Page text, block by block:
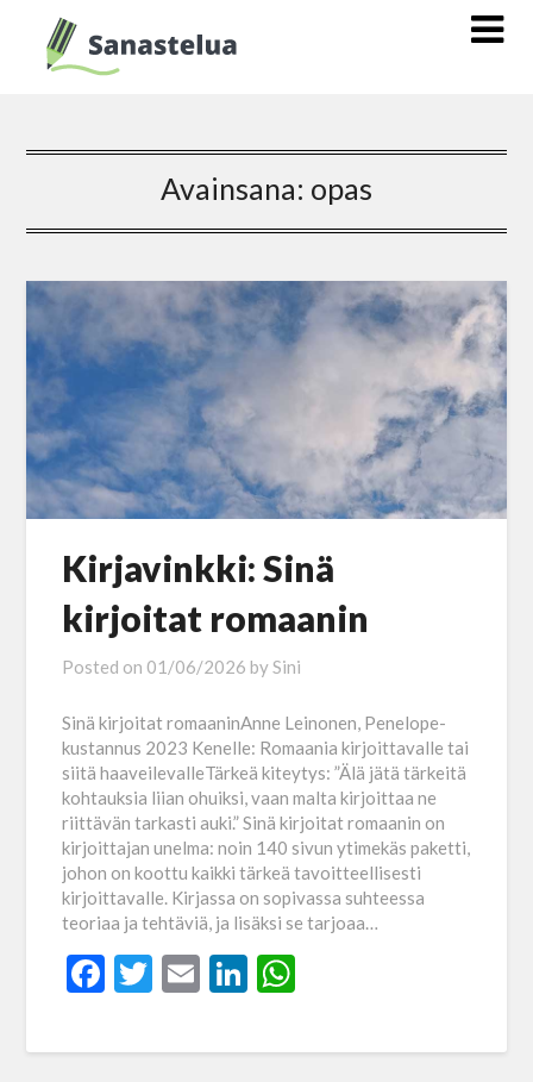
Avainsana: opas
Kirjavinkki: Sinä
kirjoitat romaanin
Posted on 01/06/2026 bySini
Sinä kirjoitat romaaninAnne Leinonen, Penelope-
kustannus 2023 Kenelle: Romaania kirjoittavalle tai
siitä haaveilevalleTärkeä kiteytys: ”Älä jätä tärkeitä
kohtauksia liian ohuiksi, vaan malta kirjoittaa ne
riittävän tarkasti auki.” Sinä kirjoitat romaanin on
kirjoittajan unelma: noin 140 sivun ytimekäs paketti,
johon on koottu kaikki tärkeä tavoitteellisesti
kirjoittavalle. Kirjassa on sopivassa suhteessa
teoriaa ja tehtäviä, ja lisäksi se tarjoaa…
Facebook
Twitter
EmailLinkedIn